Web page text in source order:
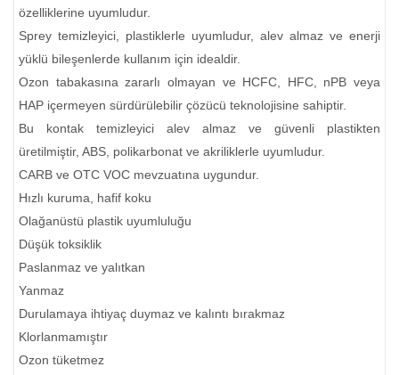
özelliklerine uyumludur.
Sprey temizleyici, plastiklerle uyumludur, alev almaz ve enerji
yüklü bileşenlerde kullanım için idealdir.
Ozon tabakasına zararlı olmayan ve HCFC, HFC, nPB veya
HAP içermeyen sürdürülebilir çözücü teknolojisine sahiptir.
Bu kontak temizleyici alev almaz ve güvenli plastikten
üretilmiştir, ABS, polikarbonat ve akriliklerle uyumludur.
CARB ve OTC VOC mevzuatına uygundur.
Hızlı kuruma, hafif koku
Olağanüstü plastik uyumluluğu
Düşük toksiklik
Paslanmaz ve yalıtkan
Yanmaz
Durulamaya ihtiyaç duymaz ve kalıntı bırakmaz
Klorlanmamıştır
Ozon tüketmez